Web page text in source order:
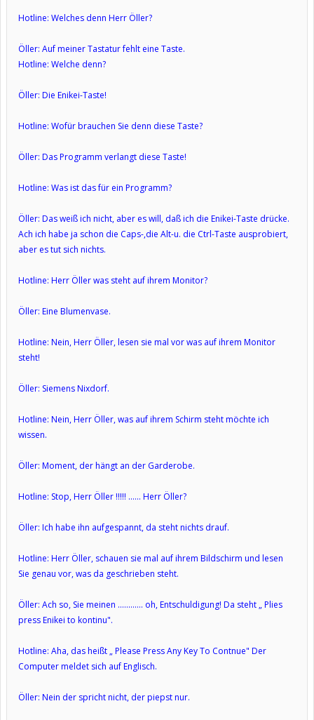
Hotline: Welches denn Herr Öller?
Öller: Auf meiner Tastatur fehlt eine Taste.
Hotline: Welche denn?
Öller: Die Enikei-Taste!
Hotline: Wofür brauchen Sie denn diese Taste?
Öller: Das Programm verlangt diese Taste!
Hotline: Was ist das für ein Programm?
Öller: Das weiß ich nicht, aber es will, daß ich die Enikei-Taste drücke.
Ach ich habe ja schon die Caps-,die Alt-u. die Ctrl-Taste ausprobiert,
aber es tut sich nichts.
Hotline: Herr Öller was steht auf ihrem Monitor?
Öller: Eine Blumenvase.
Hotline: Nein, Herr Öller, lesen sie mal vor was auf ihrem Monitor
steht!
Öller: Siemens Nixdorf.
Hotline: Nein, Herr Öller, was auf ihrem Schirm steht möchte ich
wissen.
Öller: Moment, der hängt an der Garderobe.
Hotline: Stop, Herr Öller !!!!! ...... Herr Öller?
Öller: Ich habe ihn aufgespannt, da steht nichts drauf.
Hotline: Herr Öller, schauen sie mal auf ihrem Bildschirm und lesen
Sie genau vor, was da geschrieben steht.
Öller: Ach so, Sie meinen ............ oh, Entschuldigung! Da steht „ Plies
press Enikei to kontinu".
Hotline: Aha, das heißt „ Please Press Any Key To Contnue" Der
Computer meldet sich auf Englisch.
Öller: Nein der spricht nicht, der piepst nur.